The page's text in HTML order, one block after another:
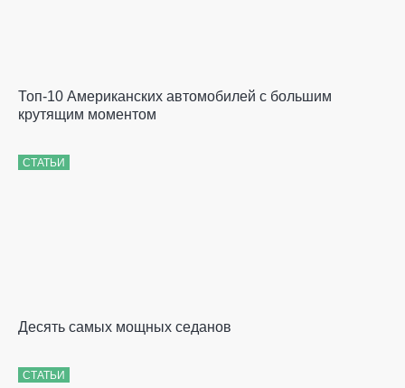
Топ-10 Американских автомобилей с большим
крутящим моментом
СТАТЬИ
Десять самых мощных седанов
СТАТЬИ